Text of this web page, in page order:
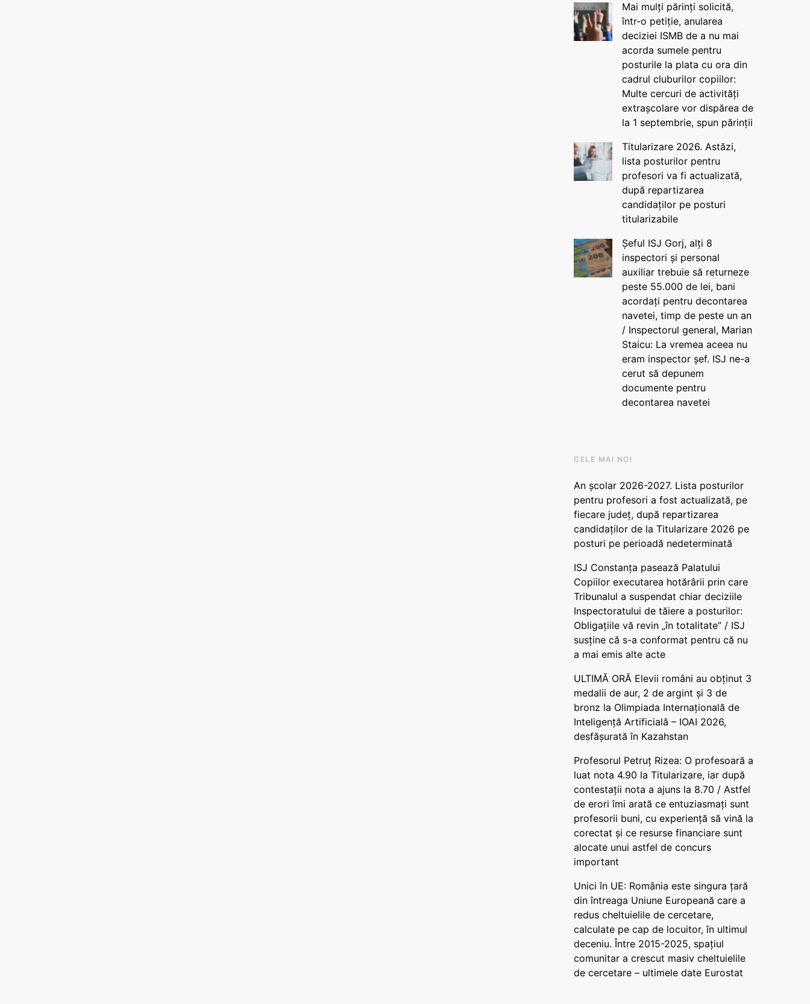
Mai mulți părinți solicită,
într-o petiție, anularea
deciziei ISMB de a nu mai
acorda sumele pentru
posturile la plata cu ora din
cadrul cluburilor copiilor:
Multe cercuri de activități
extrașcolare vor dispărea de
la 1 septembrie, spun părinții
Titularizare 2026. Astăzi,
lista posturilor pentru
profesori va fi actualizată,
după repartizarea
candidaților pe posturi
titularizabile
Șeful ISJ Gorj, alți 8
inspectori și personal
auxiliar trebuie să returneze
peste 55.000 de lei, bani
acordați pentru decontarea
navetei, timp de peste un an
/ Inspectorul general, Marian
Staicu: La vremea aceea nu
eram inspector șef. ISJ ne-a
cerut să depunem
documente pentru
decontarea navetei
CELE MAI NOI
An școlar 2026-2027. Lista posturilor
pentru profesori a fost actualizată, pe
fiecare județ, după repartizarea
candidaților de la Titularizare 2026 pe
posturi pe perioadă nedeterminată
ISJ Constanța pasează Palatului
Copiilor executarea hotărârii prin care
Tribunalul a suspendat chiar deciziile
Inspectoratului de tăiere a posturilor:
Obligațiile vă revin „în totalitate” / ISJ
susține că s-a conformat pentru că nu
a mai emis alte acte
ULTIMĂ ORĂ Elevii români au obținut 3
medalii de aur, 2 de argint și 3 de
bronz la Olimpiada Internațională de
Inteligență Artificială – IOAI 2026,
desfășurată în Kazahstan
Profesorul Petruț Rizea: O profesoară a
luat nota 4.90 la Titularizare, iar după
contestații nota a ajuns la 8.70 / Astfel
de erori îmi arată ce entuziasmați sunt
profesorii buni, cu experiență să vină la
corectat și ce resurse financiare sunt
alocate unui astfel de concurs
important
Unici în UE: România este singura țară
din întreaga Uniune Europeană care a
redus cheltuielile de cercetare,
calculate pe cap de locuitor, în ultimul
deceniu. Între 2015-2025, spațiul
comunitar a crescut masiv cheltuielile
de cercetare – ultimele date Eurostat